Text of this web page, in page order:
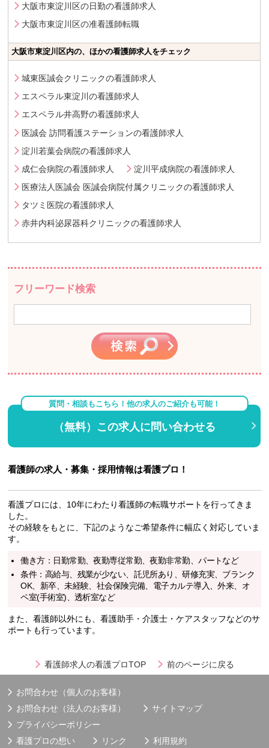
大阪市東淀川区の日勤の看護師求人
大阪市東淀川区の准看護師転職
大阪市東淀川区内の、ほかの看護師求人をチェック
城東医誠会クリニックの看護師求人
エスペラル東淀川の看護師求人
エスペラル井高野の看護師求人
医誠会 訪問看護ステーションの看護師求人
淀川若葉会病院の看護師求人
成仁会病院の看護師求人
淀川平成病院の看護師求人
医療法人医誠会 医誠会病院付属クリニックの看護師求人
タツミ医院の看護師求人
赤井内科泌尿器科クリニックの看護師求人
フリーワード検索
質問・相談もこちら！他の求人のご紹介も可能！
（無料）この求人に問い合わせる
看護師の求人・募集・採用情報は看護プロ！
看護プロには、10年にわたり看護師の転職サポートを行ってきま
した。
その経験をもとに、下記のようなご希望条件に幅広く対応していま
す。
働き方：日勤常勤、夜勤専従常勤、夜勤非常勤、パートなど
条件：高給与、残業が少ない、託児所あり、研修充実、ブランク
OK、新卒、未経験、社会保険完備、電子カルテ導入、外来、オ
ペ室(手術室)、透析室など
また、看護師以外にも、看護助手・介護士・ケアスタッフなどのサ
ポートも行っています。
看護師求人の看護プロTOP 前のページに戻る
お問合わせ（個人のお客様）
お問合わせ（法人のお客様）
サイトマップ
プライバシーポリシー
看護プロの想い
リンク 利用規約